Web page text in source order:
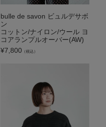
bulle de savon ビュルデサボ
ン
コットン/ナイロン/ウール ヨ
コアランプルオーバー(AW)
¥7,800 （税込）